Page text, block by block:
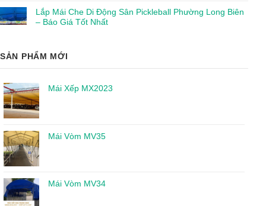
Lắp Mái Che Di Động Sân Pickleball Phường Long Biên
– Báo Giá Tốt Nhất
SẢN PHẨM MỚI
Mái Xếp MX2023
Mái Vòm MV35
Mái Vòm MV34